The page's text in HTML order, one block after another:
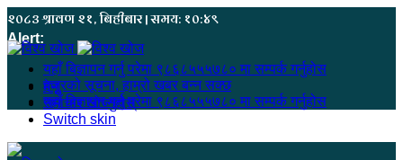
२०८३ श्रावण २१, बिहीबार | समय: १०:४९
Alert:
यहाँ बिज्ञापन गर्नु परेमा ९८६८५५५७८० मा सम्पर्क गर्नुहोस
हजुरको सूचना, हाम्रो खबर बन्न सक्छ
यहाँ बिज्ञापन गर्नु परेमा ९८६८५५५७८० मा सम्पर्क गर्नुहोस
मेनू
समाचार खोज्नुहोस्
Switch skin